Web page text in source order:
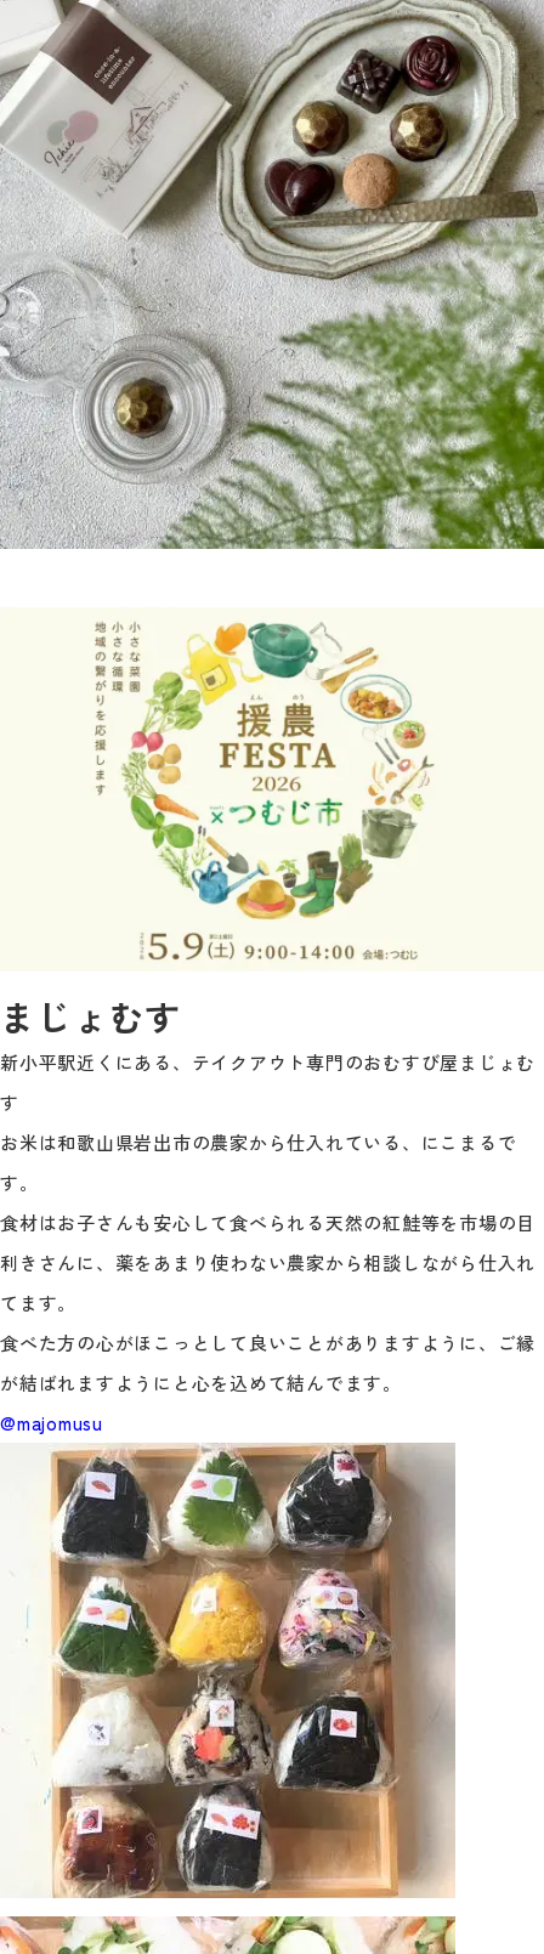
まじょむす
新小平駅近くにある、テイクアウト専門のおむすび屋まじょむ
す
お米は和歌山県岩出市の農家から仕入れている、にこまるで
す。
食材はお子さんも安心して食べられる天然の紅鮭等を市場の目
利きさんに、薬をあまり使わない農家から相談しながら仕入れ
てます。
食べた方の心がほこっとして良いことがありますように、ご縁
が結ばれますようにと心を込めて結んでます。
@majomusu